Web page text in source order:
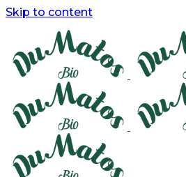
Skip to content